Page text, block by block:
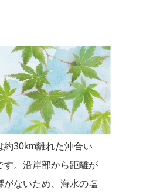
約30km離れた沖合い
す。沿岸部から距離が
がないため、海水の塩